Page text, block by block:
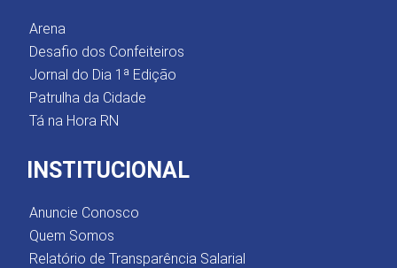
Arena
Desafio dos Confeiteiros
Jornal do Dia 1ª Edição
Patrulha da Cidade
Tá na Hora RN
INSTITUCIONAL
Anuncie Conosco
Quem Somos
Relatório de Transparência Salarial